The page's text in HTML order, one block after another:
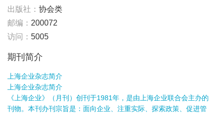
出版社： 协会类
邮编： 200072
访问： 5005
期刊简介
上海企业杂志简介
上海企业杂志简介
《上海企业》（月刊）创刊于1981年，是由上海企业联合会主办的
刊物。本刊办刊宗旨是：面向企业、注重实际、探索政策、促进管